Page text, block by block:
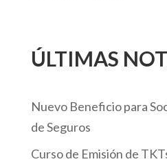
ÚLTIMAS
Nuevo Beneficio para
de Seguros
Curso de Emisión de